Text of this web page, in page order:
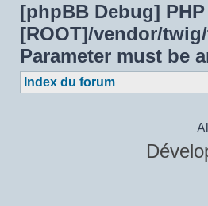
[phpBB Debug]
[ROOT]/vendor/
Parameter must be
Index du forum